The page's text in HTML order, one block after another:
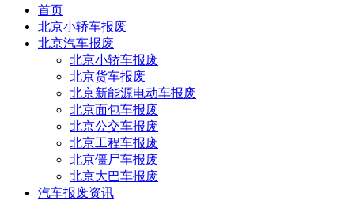
首页
北京小轿车报废
北京汽车报废
北京小轿车报废
北京货车报废
北京新能源电动车报废
北京面包车报废
北京公交车报废
北京工程车报废
北京僵尸车报废
北京大巴车报废
汽车报废资讯